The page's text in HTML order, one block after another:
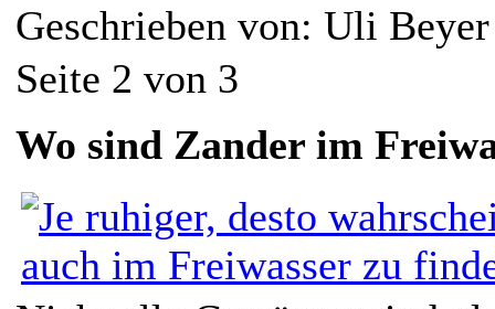
Geschrieben von: Uli
Seite 2 von 3
Wo sind Zander im